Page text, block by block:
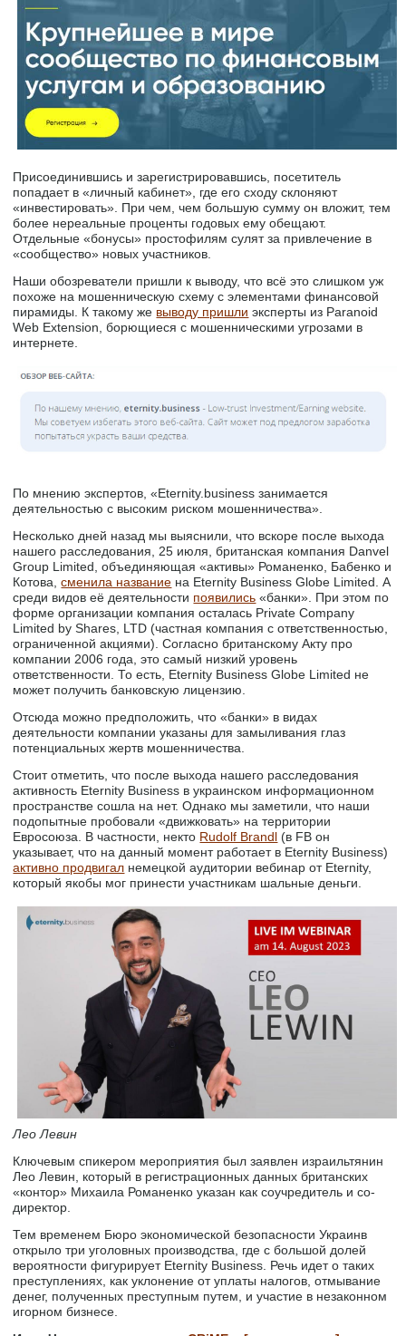
Присоединившись и зарегистрировавшись, посетитель
попадает в «личный кабинет», где его сходу склоняют
«инвестировать». При чем, чем большую сумму он вложит, тем
более нереальные проценты годовых ему обещают.
Отдельные «бонусы» простофилям сулят за привлечение в
«сообщество» новых участников.
Наши обозреватели пришли к выводу, что всё это слишком уж
похоже на мошенническую схему с элементами финансовой
пирамиды. К такому же выводу пришли эксперты из Paranoid
Web Extension, борющиеся с мошенническими угрозами в
интернете.
По мнению экспертов, «Eternity.business занимается
деятельностью с высоким риском мошенничества».
Несколько дней назад мы выяснили, что вскоре после выхода
нашего расследования, 25 июля, британская компания Danvel
Group Limited, объединяющая «активы» Романенко, Бабенко и
Котова,сменила название на Eternity Business Globe Limited. А
среди видов её деятельности появились «банки». При этом по
форме организации компания осталась Private Company
Limited by Shares, LTD (частная компания с ответственностью,
ограниченной акциями). Согласно британскому Акту про
компании 2006 года, это самый низкий уровень
ответственности. То есть, Eternity Business Globe Limited не
может получить банковскую лицензию.
Отсюда можно предположить, что «банки» в видах
деятельности компании указаны для замыливания глаз
потенциальных жертв мошенничества.
Стоит отметить, что после выхода нашего расследования
активность Eternity Business в украинском информационном
пространстве сошла на нет. Однако мы заметили, что наши
подопытные пробовали «движковать» на территории
Евросоюза. В частности, некто Rudolf Brandl (в FB он
указывает, что на данный момент работает в Eternity Business)
активно продвигал немецкой аудитории вебинар от Eternity,
который якобы мог принести участникам шальные деньги.
Лео Левин
Ключевым спикером мероприятия был заявлен израильтянин
Лео Левин, который в регистрационных данных британских
«контор» Михаила Романенко указан как соучредитель и со-
директор.
Тем временем Бюро экономической безопасности Украинв
открыло три уголовных производства, где с большой долей
вероятности фигурирует Eternity Business. Речь идет о таких
преступлениях, как уклонение от уплаты налогов, отмывание
денег, полученных преступным путем, и участие в незаконном
игорном бизнесе.